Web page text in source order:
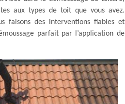
aux types de toit que vous avez.
faisons des interventions fiables et
parfait par l’application de